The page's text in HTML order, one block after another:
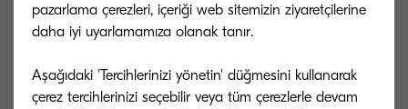
Genel tip
Attachment Kit
Boyutlar (GxDxY)
470x730x1000
pazarlama çerezleri, içeriği web sitemizin ziyaretçilerine
daha iyi uyarlamamıza olanak tanır.
Aşağıdaki 'Tercihlerinizi yönetin' düğmesini kullanarak
çerez tercihlerinizi seçebilir veya tüm çerezlerle devam